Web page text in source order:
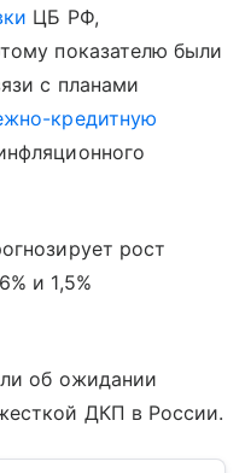
ЦБ РФ,
показателю были
с планами
кредитную
рост
и 1,5%
об ожидании
ДКП в России.